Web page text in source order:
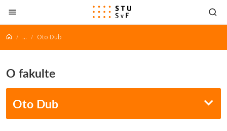
Prejsť na obsah
... Oto Dub
O fakulte
Oto Dub